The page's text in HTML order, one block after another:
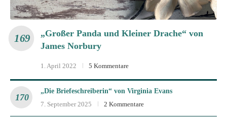
„Großer Panda und Kleiner Drache“ von
James Norbury
1. April 2022 5 Kommentare
„Die Briefeschreiberin“ von Virginia Evans
7. September 2025
2 Kommentare